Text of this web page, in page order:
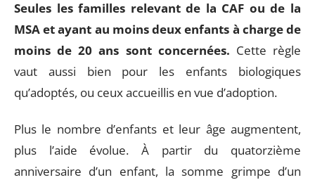
Seules les familles relevant de la CAF ou de la
MSA et ayant au moins deux enfants à charge de
moins de 20 ans sont concernées. Cette règle
vaut aussi bien pour les enfants biologiques
qu’adoptés, ou ceux accueillis en vue d’adoption.
Plus le nombre d’enfants et leur âge augmentent,
plus l’aide évolue. À partir du quatorzième
anniversaire d’un enfant, la somme grimpe d’un